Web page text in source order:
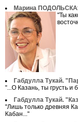
Марина
"Ты
Габдулла Тукай.
"...О Казань, ты грусть и
Габдулла Тукай.
"Лишь только древняя
Кабан..."